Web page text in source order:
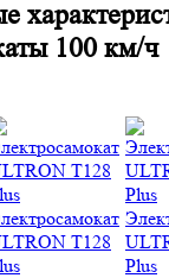
100 км/ч
T128
Plus